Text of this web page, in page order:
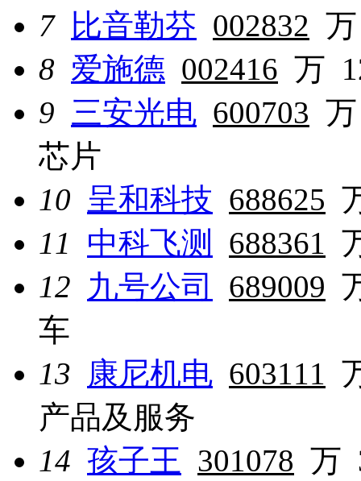
7
比音勒芬 002832 万
8 爱施德 002416 万
9 三安光电 600703 万
芯片
10 呈和科技 688625
11
中科飞测 688361
12 九号公司 689009
车
13 康尼机电 603111
产品及服务
14 孩子王 301078 万